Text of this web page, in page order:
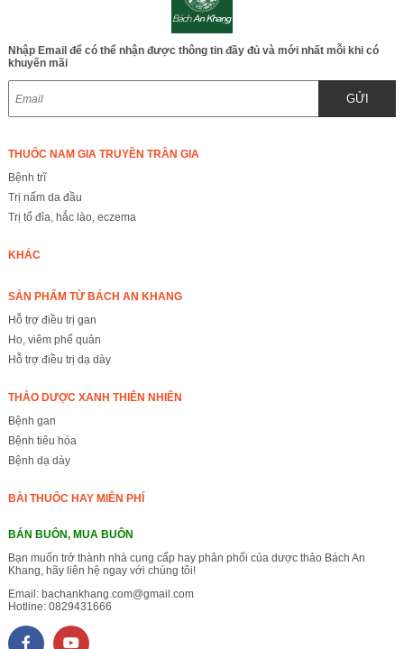
Nhập Email để có thể nhận được thông tin đầy đủ và mới nhất mỗi khi có
khuyến mãi
GỬI
THUỐC NAM GIA TRUYỀN TRẦN GIA
Bệnh trĩ
Trị nấm da đầu
Trị tổ đỉa, hắc lào, eczema
KHÁC
SẢN PHẨM TỪ BÁCH AN KHANG
Hỗ trợ điều trị gan
Ho, viêm phế quản
Hỗ trợ điều trị dạ dày
THẢO DƯỢC XANH THIÊN NHIÊN
Bệnh gan
Bệnh tiêu hóa
Bệnh dạ dày
BÀI THUỐC HAY MIỄN PHÍ
BÁN BUÔN, MUA BUÔN
Bạn muốn trở thành nhà cung cấp hay phân phối của dược thảo Bách An
Khang, hãy liên hệ ngay với chúng tôi!
Email: bachankhang.com@gmail.com
Hotline: 0829431666